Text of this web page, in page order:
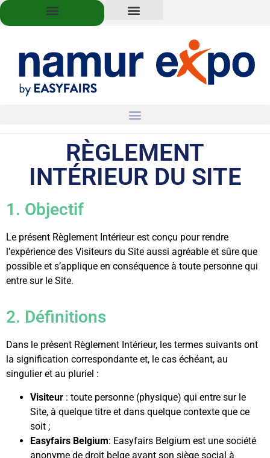
RÈGLEMENT
INTÉRIEUR DU SITE
1. Objectif
Le présent Règlement Intérieur est conçu pour rendre
l’expérience des Visiteurs du Site aussi agréable et sûre que
possible et s’applique en conséquence à toute personne qui
entre sur le Site.
2. Définitions
Dans le présent Règlement Intérieur, les termes suivants ont
la signification correspondante et, le cas échéant, au
singulier et au pluriel :
Visiteur : toute personne (physique) qui entre sur le
Site, à quelque titre et dans quelque contexte que ce
soit ;
Easyfairs Belgium: Easyfairs Belgium est une société
anonyme de droit belge ayant son siège social à